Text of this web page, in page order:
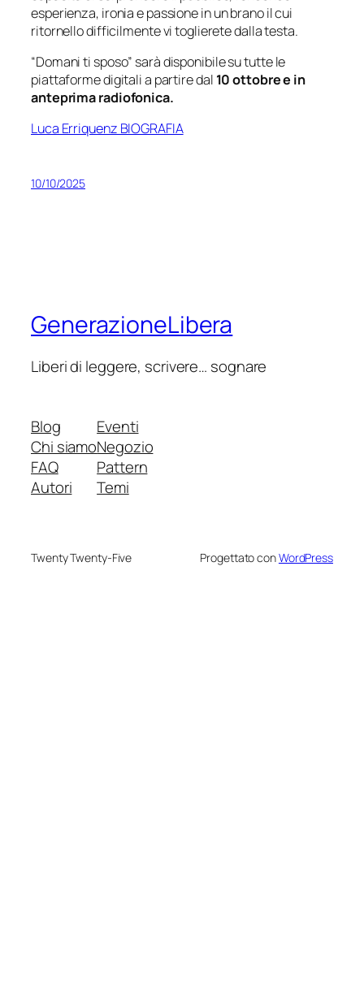
esperienza, ironia e passione in un brano il cui
ritornello difficilmente vi toglierete dalla testa.
“Domani ti sposo” sarà disponibile su tutte le
piattaforme digitali a partire dal 10 ottobre e in
anteprima radiofonica.
Luca Erriquenz BIOGRAFIA
10/10/2025
GenerazioneLibera
Liberi di leggere, scrivere… sognare
Blog
Chi siamo
FAQ
Autori
Eventi
Negozio
Pattern
Temi
Twenty Twenty-Five Progettato conWordPress